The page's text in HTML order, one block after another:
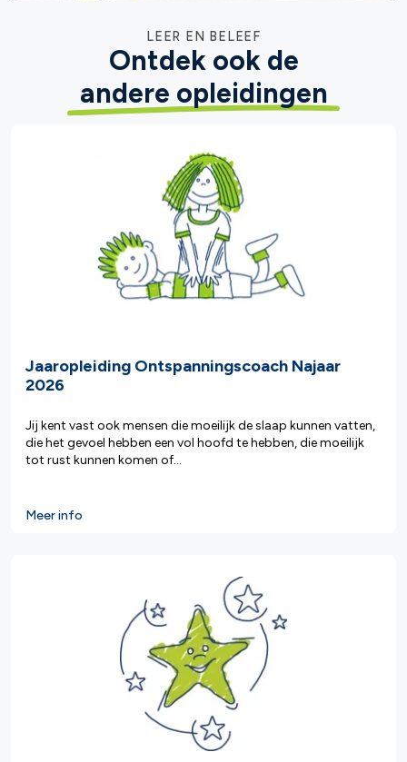
LEER EN BELEEF
Ontdek ook de
andere opleidingen
Jaaropleiding Ontspanningscoach Najaar
2026
Jij kent vast ook mensen die moeilijk de slaap kunnen vatten,
die het gevoel hebben een vol hoofd te hebben, die moeilijk
tot rust kunnen komen of...
Meer info